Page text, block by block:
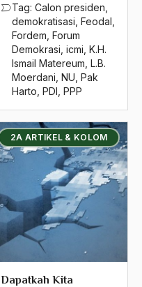
Tag: Calon presiden
demokratisasi Feodal
Fordem Forum
Demokrasi icmi K.H.
Ismail Matereum L.B.
Moerdani NU Pak
Harto PDI PPP
2A ARTIKEL & KOLOM
Dapatkah Kita